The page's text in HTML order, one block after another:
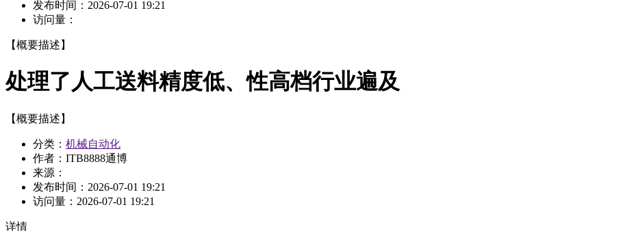
发布时间： 2026-07-01 19:21
访问量：
【概要描述】
处理了人工送料精度低、性高档行业遍及
【概要描述】
分类： 机械自动化
作者：ITB8888通博
来源：
发布时间： 2026-07-01 19:21
访问量： 2026-07-01 19:21
详情